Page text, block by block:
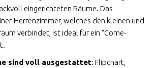
eingerichteten Räume. Das
Herrenzimmer, welches den kleinen und
verbindet, ist ideal für ein "Come-
sind voll ausgestattet: Flipchart,